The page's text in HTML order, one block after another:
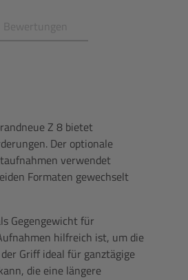
Bewertungen
Z 8 bietet
Der optionale
verwendet
Formaten gewechselt
Gegengewicht für
hilfreich ist, um die
Griff ideal für ganztägige
die eine längere